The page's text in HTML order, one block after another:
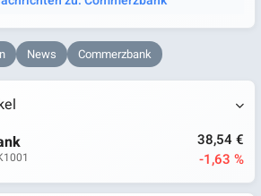
News Commerzbank
38,54 €
-1,63 %